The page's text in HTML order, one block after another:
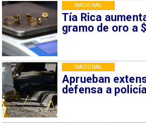
Tía Rica
gramo de oro a
NACIONAL
Aprueban
defensa a
NACIONAL